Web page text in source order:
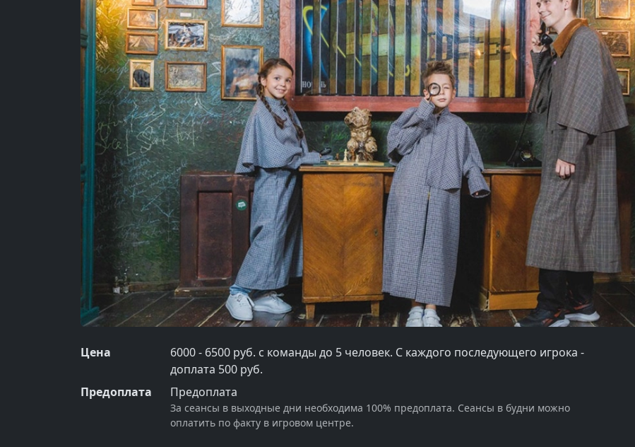
Цена
6000 - 6500 руб. с команды до 5 человек. С каждого последующего игрока -
доплата 500 руб.
Предоплата
Предоплата
За сеансы в выходные дни необходима 100% предоплата. Сеансы в будни можно
оплатить по факту в игровом центре.